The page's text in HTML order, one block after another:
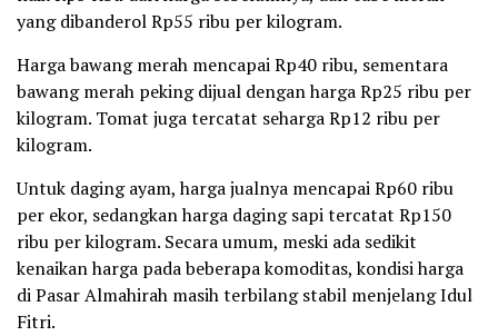
yang dibanderol Rp55 ribu per kilogram.
Harga bawang merah mencapai Rp40 ribu, sementara
bawang merah peking dijual dengan harga Rp25 ribu per
kilogram. Tomat juga tercatat seharga Rp12 ribu per
kilogram.
Untuk daging ayam, harga jualnya mencapai Rp60 ribu
per ekor, sedangkan harga daging sapi tercatat Rp150
ribu per kilogram. Secara umum, meski ada sedikit
kenaikan harga pada beberapa komoditas, kondisi harga
di Pasar Almahirah masih terbilang stabil menjelang Idul
Fitri.